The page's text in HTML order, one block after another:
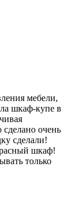
мебели,
шкаф-купе в
очень
сделали!
шкаф!
только